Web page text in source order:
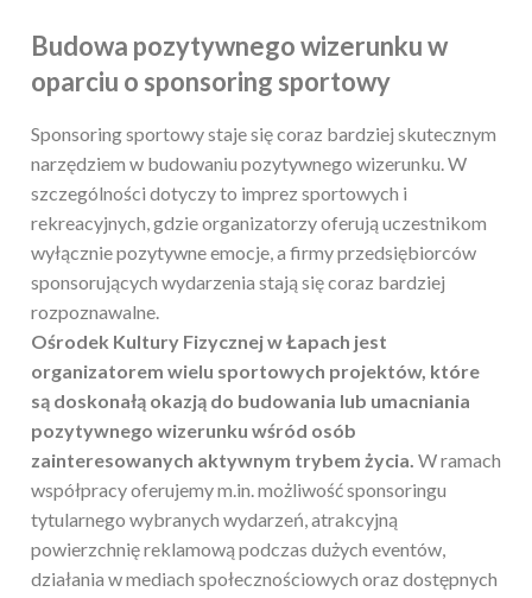
Budowa pozytywnego wizerunku w
oparciu o sponsoring sportowy
Sponsoring sportowy staje się coraz bardziej skutecznym
narzędziem w budowaniu pozytywnego wizerunku. W
szczególności dotyczy to imprez sportowych i
rekreacyjnych, gdzie organizatorzy oferują uczestnikom
wyłącznie pozytywne emocje, a firmy przedsiębiorców
sponsorujących wydarzenia stają się coraz bardziej
rozpoznawalne.
Ośrodek Kultury Fizycznej w Łapach jest
organizatorem wielu sportowych projektów, które
są doskonałą okazją do budowania lub umacniania
pozytywnego wizerunku wśród osób
zainteresowanych aktywnym trybem życia. W ramach
współpracy oferujemy m.in. możliwość sponsoringu
tytularnego wybranych wydarzeń, atrakcyjną
powierzchnię reklamową podczas dużych eventów,
działania w mediach społecznościowych oraz dostępnych